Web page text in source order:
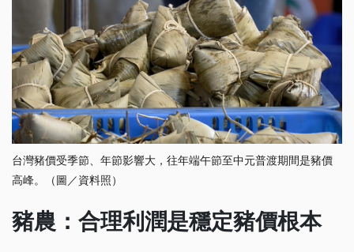
台灣豬價受季節、年節影響大，往年端午節至中元普渡期間是豬價
高峰。（圖／資料照）
豬農：合理利潤是穩定豬價根本